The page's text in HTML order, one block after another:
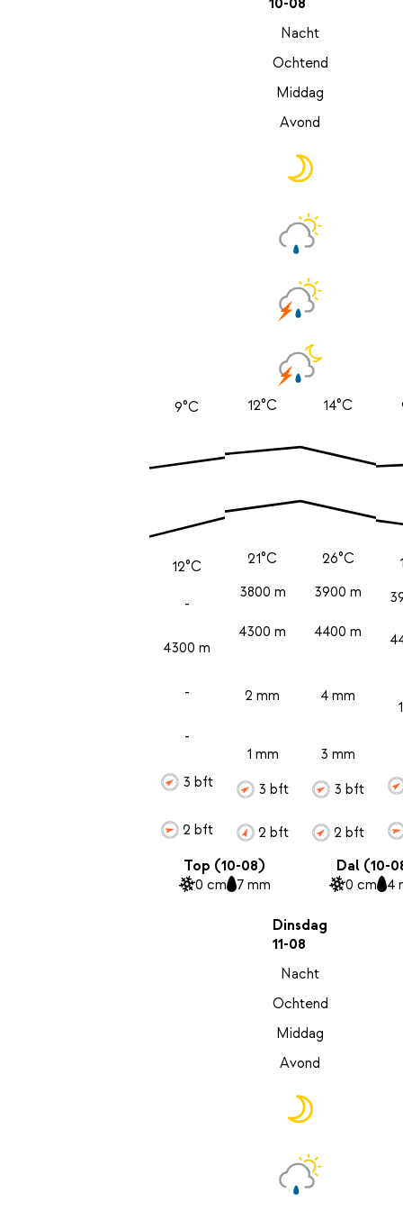
10-08
Nacht
Ochtend
Middag
Avond
9°C
12°C
-
4300 m
-
-
3 bft
2 bft
12°C
21°C
3800 m
4300 m
2 mm
1 mm
3 bft
2 bft
14°C
26°C
3900 m
4400 m
4 mm
3 mm
3 bft
2 bft
Top (10-08)
0 cm 7 mm
Dal (10-
0 cm 4
Dinsdag
11-08
Nacht
Ochtend
Middag
Avond